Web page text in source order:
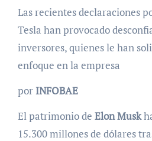
Las recientes declaraciones políticas del CEO de
Tesla han provocado
inversores, quienes le han
enfoque en la empresa
porINFOBAE
El patrimonio de Elon Musk
15.300 millones de dólares